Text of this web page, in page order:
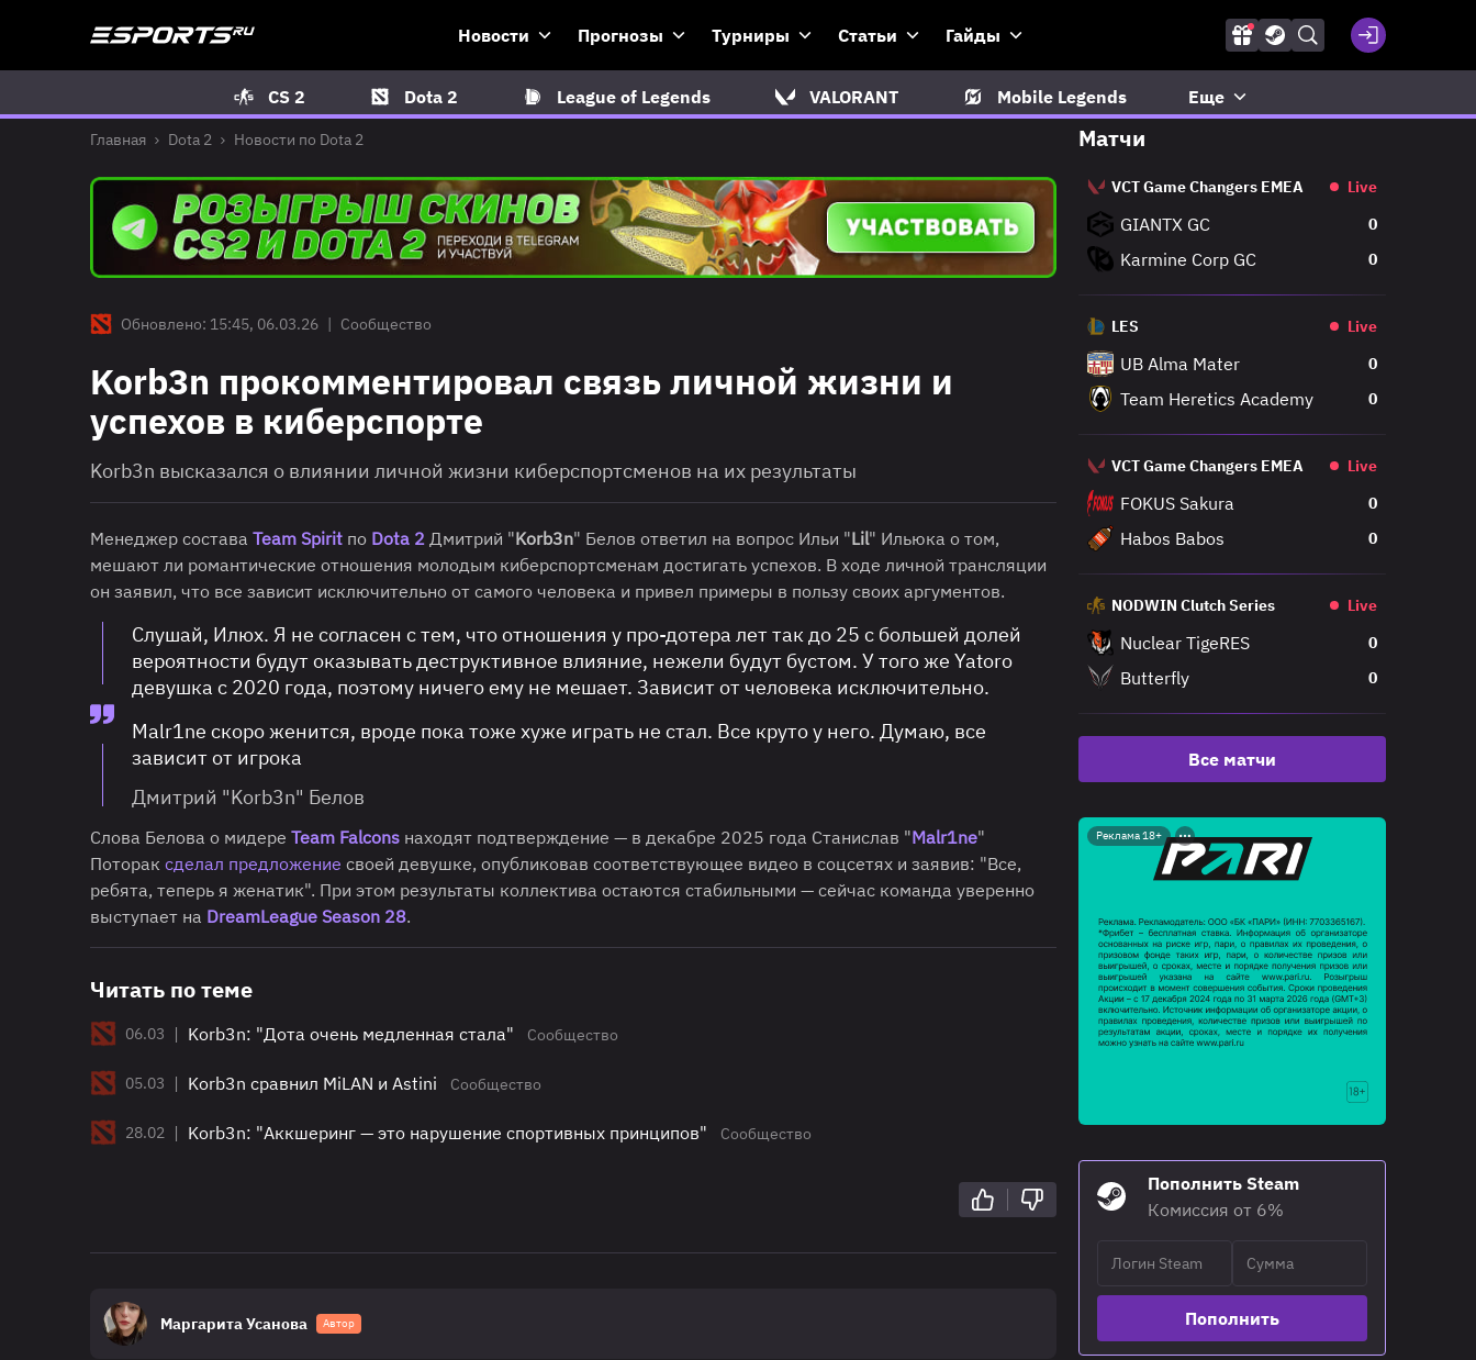
Новости Прогнозы Турниры Статьи Гайды
CS 2 Dota 2 League of Legends VALORANT Mobile Legends Еще
Главная Dota 2 Новости по Dota 2
Обновлено: 15:45, 06.03.26 | Сообщество
Korb3n прокомментировал связь личной жизни и
успехов в киберспорте
Korb3n высказался о влиянии личной жизни киберспортсменов на их результаты
Менеджер состава Team Spirit по Dota 2 Дмитрий "Korb3n" Белов ответил на вопрос Ильи "Lil" Ильюка о том,
мешают ли романтические отношения молодым киберспортсменам достигать успехов. В ходе личной трансляции
он заявил, что все зависит исключительно от самого человека и привел примеры в пользу своих аргументов.
Слушай, Илюх. Я не согласен с тем, что отношения у про-дотера лет так до 25 с большей долей
вероятности будут оказывать деструктивное влияние, нежели будут бустом. У того же Yatoro
девушка с 2020 года, поэтому ничего ему не мешает. Зависит от человека исключительно.
Malr1ne скоро женится, вроде пока тоже хуже играть не стал. Все круто у него. Думаю, все
зависит от игрока
Дмитрий "Korb3n" Белов
Слова Белова о мидере Team Falcons находят подтверждение — в декабре 2025 года Станислав "Malr1ne"
Поторак сделал предложение своей девушке, опубликовав соответствующее видео в соцсетях и заявив: "Все,
ребята, теперь я женатик". При этом результаты коллектива остаются стабильными — сейчас команда уверенно
выступает на DreamLeague Season 28.
Читать по теме
06.03 | Korb3n: "Дота очень медленная стала" Сообщество
05.03 | Korb3n сравнил MiLAN и Astini Сообщество
28.02 | Korb3n: "Аккшеринг — это нарушение спортивных принципов" Сообщество
Маргарита Усанова Автор
Матчи
VCT Game Changers EMEA Live
GIANTX GC 0
Karmine Corp GC 0
LES Live
UB Alma Mater 0
Team Heretics Academy 0
VCT Game Changers EMEA Live
FOKUS Sakura 0
Habos Babos 0
NODWIN Clutch Series Live
Nuclear TigeRES 0
Butterfly 0
Все матчи
Реклама 18+
Пополнить Steam
Комиссия от 6%
Пополнить